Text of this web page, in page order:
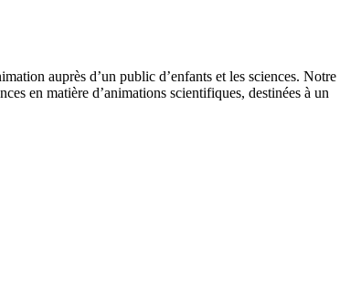
auprès d’un public d’enfants et les sciences. Notre
en matière d’animations scientifiques, destinées à un